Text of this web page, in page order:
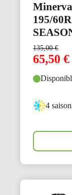
Minerva
195/
135,00€
65,50 €
4